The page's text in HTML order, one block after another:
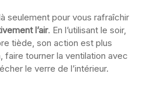
seulement pour vous rafraîchir
l’air. En l’utilisant le soir,
tiède, son action est plus
tourner la ventilation avec
le verre de l’intérieur.